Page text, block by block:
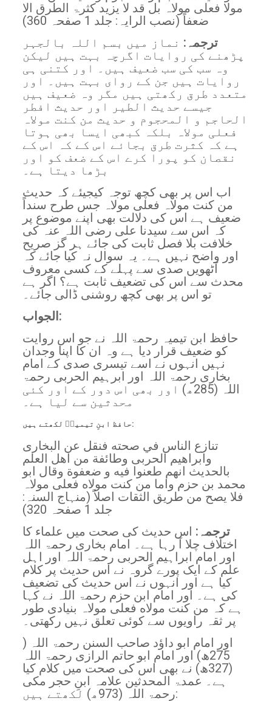
مولا فعلی مولاہ بل قد لا یزید کثرۃ الطرق الا
ضعفاً (نصب الرایہ: جلد 1 صفحہ 360)
ترجمہ: نماز میں بسم اللہ بالجہر
پڑھنے کی روایات اگرچہ بہت ہیں لیکن
وہ سب کی سب ضعیف ہیں۔ اور کتنی ہی
روایات ہیں جن کے روای بہت ہیں۔ اور
متعدد طرق رکھتی ہیں مگر وہ ضعیف ہیں
جیسے حدیث الطیر اور حدیث افطر
الحاجم و المحجوم و حدیث من کنت مولاہ
فعلی مولاہ بلکہ کبھی ایسا بھی ہوتا
ہے کہ کثرت طرق بجائے اس کے کہ اس کے
نقصان کو پورا کرے اس کے ضعف کو اور
بڑھا دیتا ہے۔
اب اس پر بھی کچھ توجہ کیجیئے کہ حدیث
من کنت مولاہ فعلی مولاہ جس طرح سنداً
ضعیف ہے اس کی دلالت بھی اپنے موضوع پر
کہ اس سے سیدنا علی رضی اللہ عنہ کی
خلافت بلا فصل ثابت کی جائے ہر گز صریح
اور واضح نہیں ہے۔ یہ سوال نہ کیا جائے کہ
آٹھویں صدی سے پہلے کے کسی معروف
محدث سے اس کی تضعیف ثابت ہے؟ اگر ہے
الجواب:
حافظ ابن تیمیہ رحمۃ اللہ نے جو اس روایت
کو ضعیف قرار دیا ہے وہ ان کا اپنا وجدان
نہیں انہوں نے اسے تیسری صدی کے امام
بخاری رحمۃ اللہ اور ابرہیم الحربی رحمۃ
اللہ (285ھ) اور بھی اس دور کے اور کئی
محدثین سے لیا ہے۔
حافظ ابنِ تیمیہؒ لکھتے ہیں:
تنازع الناس في صحته فنقل عن البخارى
وابراهيم الحربى وطائفة من اهل العلم
بالحديث انهم طعنوا فيه و ضعفوة وقال ابو
محمد بن حزم واما من كنت مولاه فعلی مولاہ
فلا يصح من طريق الثقات اصلاً (منہاج السنہ:
جلد 1 صفحہ 320)
ترجمہ: اس حدیث کی صحت میں علماء کا
اختلاف چلا آ رہا ہے۔ امام بخاری رحمۃ اللہ
اور امام ابراہیم الحربی رحمۃ اللہ اور اہل
علم کے ایک پورے گروہ نے اس حدیث پر کلام
کیا ہے اور انہوں نے اس حدیث کی تضعیف
کی ہے۔ اور امام ابن حزم رحمۃ اللہ نے کہا
ہے کہ من كنت مولاه فعلی مولاہ بنیادی طور
پر ثقہ راویوں سے کوئی تعلق نہیں رکھتی۔
اور امام ابو داؤد صاحب السنن رحمۃ اللہ (
275ھ) اور امام ابو حاتم الرازی رحمۃ اللہ
(327ھ) نے بھی اس کی صحت میں کلام کیا
ہے۔ عمدۃ المحدثین علامہ ابنِ حجر مکی
رحمۃ اللہ (973ھ) لکھتے ہیں: